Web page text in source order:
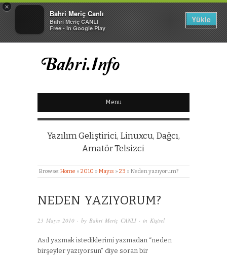
×
Bahri Meriç Canlı
Bahri Meriç CANLI
Free - In Google Play
Yükle
BAHRI MERIÇ CANLI
KIŞISEL WEB SITESI
Menu
Yazılım Geliştirici, Linuxcu, Dağcı,
Amatör Telsizci
Browse:Home » 2010 » Mayıs » 23 » Neden yazıyorum?
NEDEN YAZIYORUM?
23 Mayıs 2010 · by Bahri Meriç CANLI · in Kişisel
Asıl yazmak istediklerimi yazmadan “neden
birşeyler yazıyorsun” diye soran bir